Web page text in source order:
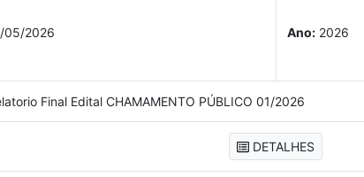
05/2026 Ano: 2026
Final Edital CHAMAMENTO PÚBLICO 01/2026
DETALHES